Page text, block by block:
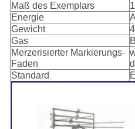
Maß des Exemplars
Energie
Gewicht
Gas
Merzerisierter Markierungs-
Faden
Standard